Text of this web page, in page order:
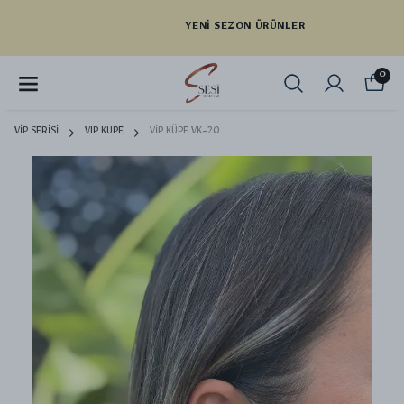
YENI SEZON ÜRÜNLER
0
VİP SERİSİ VIP KUPE VİP KÜPE VK-20